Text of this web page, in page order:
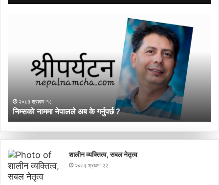
?
गाउँ
पर्यटन
प्रवर्द्धन
मञ्च-
नेपालकाे
गण्डकी
प्रदेशमा
नयाँ
नेतृत्व२०८३ श्रावण ३
गाउँ पर्यटन प्रवर्द्धन मञ्च-
शालीन व्यक्तित्व, सबल नेतृत्व
२०८३ श्रावण २२